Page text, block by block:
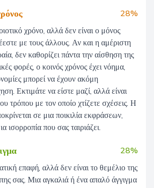
28%
χρόνο, αλλά δεν είναι ο μόνος
με τους άλλους. Αν και η αμέριστη
δεν καθορίζει πάντα την αίσθηση της
φορές, ο κοινός χρόνος έχει νόημα,
μπορεί να έχουν ακόμη
Εκτιμάτε να είστε μαζί, αλλά είναι
τρόπου με τον οποίο χτίζετε σχέσεις. Η
σε μια ποικιλία εκφράσεων,
ισορροπία που σας ταιριάζει.
28%
επαφή, αλλά δεν είναι το θεμέλιο της
σας. Μια αγκαλιά ή ένα απαλό άγγιγμα